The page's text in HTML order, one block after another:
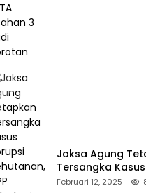
Jaksa Agung
Tersangka
Kehutanan, DPP
Februari 12, 2025